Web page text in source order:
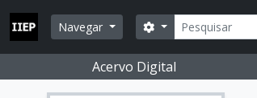
Skip to main content
Navegar
Pesquisar
Opções de busca
Acervo Digital